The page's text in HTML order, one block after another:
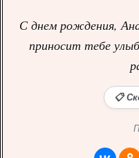
С днем рождения,
приносит тебе
📋